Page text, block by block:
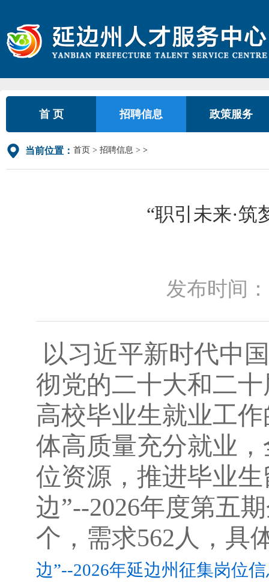
首 页 招聘信息 政策服务
当前位置： 首页 招聘信息 >
“职引未来·筑
发布时间：
以习近平新时代中
彻党的二十大和二十
高校毕业生就业工
体高质量充分就业
位资源，推进毕业
边”--2026年度第五
个，需求562人，具
边”--2026年延边州征集岗位